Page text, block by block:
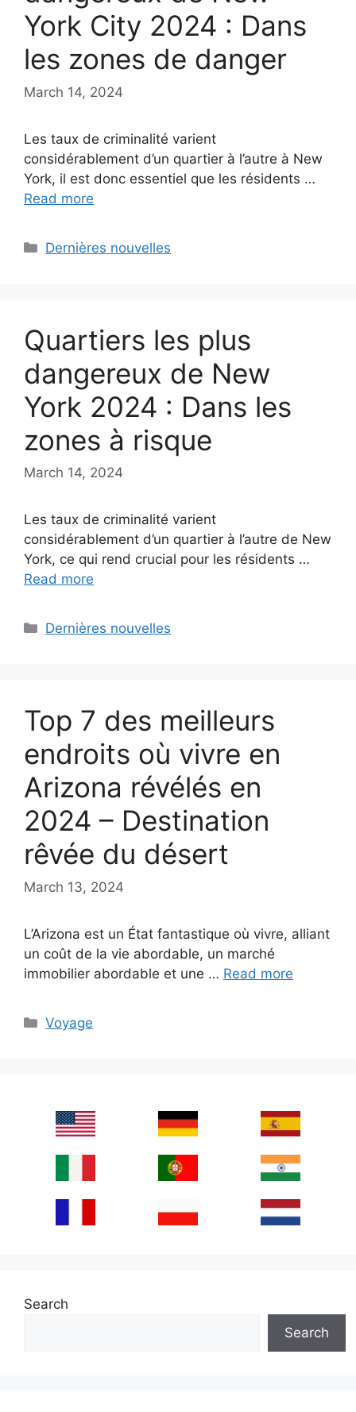
York City 2024 : Dans
les zones de danger
March 14, 2024
Les taux de criminalité varient
considérablement d’un quartier à l’autre à New
York, il est donc essentiel que les résidents …
Read more
Categories
Dernières nouvelles
Quartiers les plus
dangereux de New
York 2024 : Dans les
zones à risque
March 14, 2024
Les taux de criminalité varient
considérablement d’un quartier à l’autre de New
York, ce qui rend crucial pour les résidents …
Read more
Categories
Dernières nouvelles
Top 7 des meilleurs
endroits où vivre en
Arizona révélés en
2024 – Destination
rêvée du désert
March 13, 2024
L’Arizona est un État fantastique où vivre, alliant
un coût de la vie abordable, un marché
immobilier abordable et une … Read more
Categories
Voyage
Search
Search